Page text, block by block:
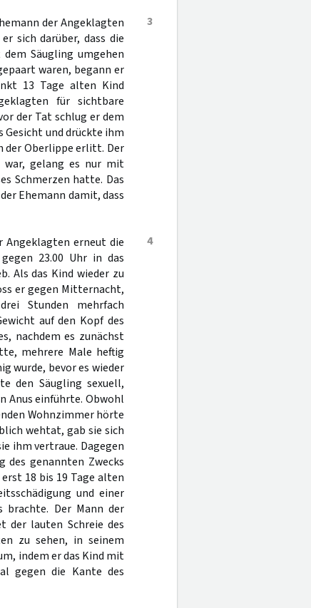
3
der Angeklagten
sich darüber, dass die
Säugling umgehen
waren, begann er
13 Tage alten Kind
für sichtbare
der Tat schlug er dem
Gesicht und drückte ihm
der Oberlippe erlitt. Der
war, gelang es nur mit
Schmerzen hatte. Das
Ehemann damit, dass
4
Angeklagten erneut die
23.00 Uhr in das
Als das Kind wieder zu
er gegen Mitternacht,
Stunden mehrfach
auf den Kopf des
nachdem es zunächst
mehrere Male heftig
wurde, bevor es wieder
den Säugling sexuell,
Anus einführte. Obwohl
Wohnzimmer hörte
wehtat, gab sie sich
ihm vertraue. Dagegen
genannten Zwecks
18 bis 19 Tage alten
und einer
brachte. Der Mann der
der lauten Schreie des
zu sehen, in seinem
indem er das Kind mit
gegen die Kante des